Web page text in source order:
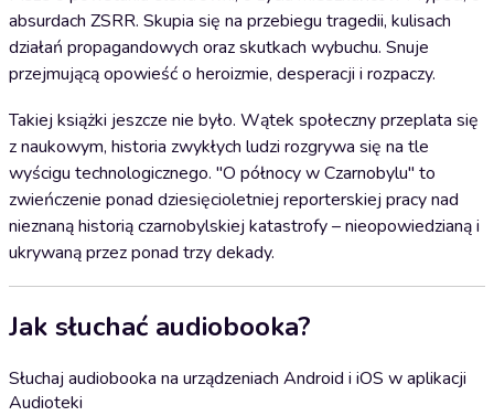
absurdach ZSRR. Skupia się na przebiegu tragedii, kulisach
działań propagandowych oraz skutkach wybuchu. Snuje
przejmującą opowieść o heroizmie, desperacji i rozpaczy.
Takiej książki jeszcze nie było. Wątek społeczny przeplata się
z naukowym, historia zwykłych ludzi rozgrywa się na tle
wyścigu technologicznego. "O północy w Czarnobylu" to
zwieńczenie ponad dziesięcioletniej reporterskiej pracy nad
nieznaną historią czarnobylskiej katastrofy – nieopowiedzianą i
ukrywaną przez ponad trzy dekady.
Jak słuchać audiobooka?
Słuchaj audiobooka na urządzeniach Android i iOS w aplikacji
Audioteki